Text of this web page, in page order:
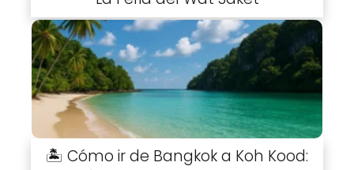
🏝️ Cómo ir de Bangkok a Koh Kood: